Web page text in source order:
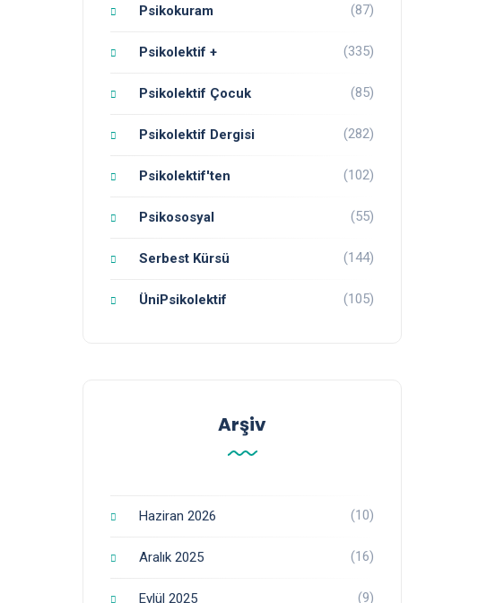
Psikokuram (87)
Psikolektif + (335)
Psikolektif Çocuk (85)
Psikolektif Dergisi (282)
Psikolektif'ten (102)
Psikososyal (55)
Serbest Kürsü (144)
ÜniPsikolektif (105)
Arşiv
Haziran 2026 (10)
Aralık 2025 (16)
Eylül 2025 (9)